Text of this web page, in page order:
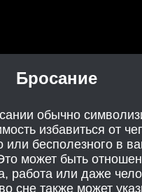
Бросание
обычно
избавиться от
или бесполезного в
может быть
работа или даже
сне также может